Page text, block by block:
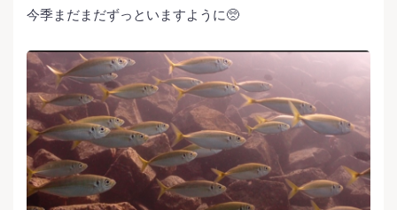
今季まだまだずっといますように🥺